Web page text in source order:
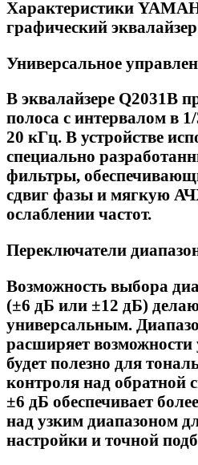
Характеристики
графический эквалайзер
Универсальное
В эквалайзере Q2031B
полоса с интервалом в
20 кГц. В устройстве
специально
фильтры,
сдвиг фазы и мягкую
ослаблении частот.
Переключатели
Возможность выбора
(±6 дБ или ±12 дБ)
универсальным.
расширяет возможности
будет полезно для
контроля над обратной
±6 дБ обеспечивает
над узким диапазоном
настройки и точной